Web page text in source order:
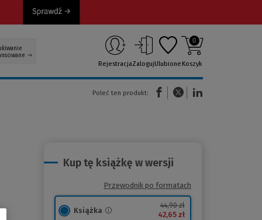
RejestracjaZalogujUlubione
0
Koszyk
Poleć ten produkt:
(Nowe okno)(Link do innej strony)
Kup tę książkę w wersji
Przewodnik po formatach
Książka
44,90 zł
42,65 zł